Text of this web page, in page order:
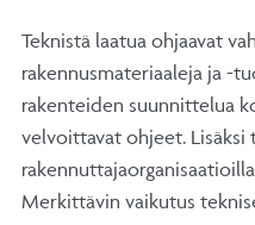
Teknistä laatua ohjaavat
rakennusmateriaaleja ja -
rakenteiden suunnittelua
velvoittavat ohjeet. Lisäksi
Merkittävin vaikutus